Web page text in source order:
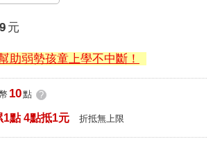
元
助弱勢孩童上學不中斷！
10點 ?
1點 4點抵1元 折抵無上限